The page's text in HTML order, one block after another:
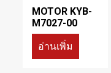
MOTOR KYB-
M7027-00
อ่านเพิ่ม